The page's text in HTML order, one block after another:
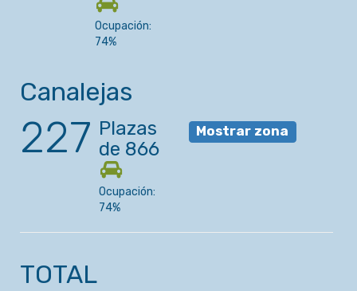
Ocupación:
74%
Canalejas
227 Plazas
de 866
Ocupación:
74%
Mostrar zona
TOTAL